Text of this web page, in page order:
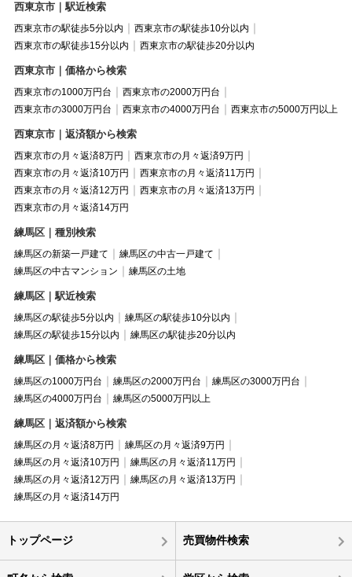
西東京市｜駅近検索
西東京市の駅徒歩5分以内
西東京市の駅徒歩10分以内
西東京市の駅徒歩15分以内
西東京市の駅徒歩20分以内
西東京市｜価格から検索
西東京市の1000万円台
西東京市の2000万円台
西東京市の3000万円台
西東京市の4000万円台 西東京市の5000万円以上
西東京市｜返済額から検索
西東京市の月々返済8万円
西東京市の月々返済9万円
西東京市の月々返済10万円
西東京市の月々返済11万円
西東京市の月々返済12万円
西東京市の月々返済13万円
西東京市の月々返済14万円
練馬区｜種別検索
練馬区の新築一戸建て
練馬区の中古一戸建て
練馬区の中古マンション
練馬区の土地
練馬区｜駅近検索
練馬区の駅徒歩5分以内
練馬区の駅徒歩10分以内
練馬区の駅徒歩15分以内
練馬区の駅徒歩20分以内
練馬区｜価格から検索
練馬区の1000万円台 練馬区の2000万円台
練馬区の3000万円台
練馬区の4000万円台
練馬区の5000万円以上
練馬区｜返済額から検索
練馬区の月々返済8万円
練馬区の月々返済9万円
練馬区の月々返済10万円
練馬区の月々返済11万円
練馬区の月々返済12万円
練馬区の月々返済13万円
練馬区の月々返済14万円
トップページ 売買物件検索